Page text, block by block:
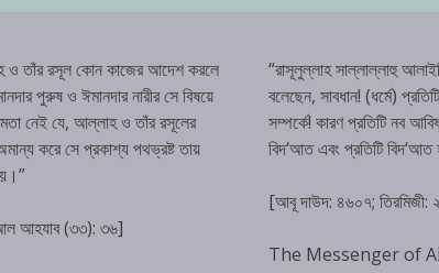
ও তাঁর রসূল কোন কাজের আদেশ করলে
পুরুষ ও ঈমানদার নারীর সে বিষয়ে
নেই যে, আল্লাহ ও তাঁর রসূলের
করে সে প্রকাশ্য পথভ্রষ্ট তায়
আহযাব (৩৩): ৩৬]
“রাসূলুল্লাহ সাল্লাল্লাহু
বলেছেন, সাবধান! (ধর্মে)
সম্পর্কে! কারণ প্রতিটি নব
বিদ‘আত এবং প্রতিটি
[আবূ দাউদ: ৪৬০৭; তিরমিজী:
The Messenger of